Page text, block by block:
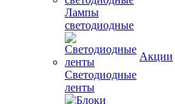
Лампы
светодиодные
Светодиодные
ленты
Акции